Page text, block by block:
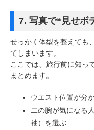
7. 写真で“見せボ
せっかく体型を整えても
てしまいます。
ここでは、旅行前に知っ
まとめます。
ウエスト位置が分
二の腕が気になる
袖）を選ぶ